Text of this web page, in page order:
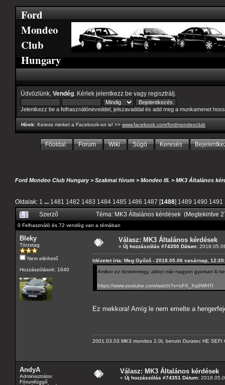
Ford
Mondeo
Club
Hungary
Üdvözlünk, Vendég . Kérlek jelentkezz be vagy regisztrálj
Jelentkezz be a felhasználóneveddel, jelszavaddal és add meg a munkamenet
Hírek: Keress minket a Facebook-on is! => www.facebook.com/fordmondeoclub
Főoldal Forum Wiki Súgó Keresés
Ford Mondeo Club Hungary>Szakmai fórum >Mondeo III. >MK3 Általános
Oldalak: 1 ... 1481 1482 1483 1484 1485 1486 1487 [1488] 1489 1490 1491
Szerző
Téma: MK3 Általános kérdések (Megtekintve
0 Felhasználó és 72 vendég van a témában
Bleky
Törzstag
Nem elérhető
Hozzászólások: 1640
Válasz: MK3 Általános kérdések
« Új hozzászólás #74350 Dátum:
Idézetet írta: Meg Győző - 2018.05.06 vasárnap,
Amikor ez tönkremegy, akkor már nagyon gyorsan ki
https://www.youtube.com/watch?v=oFX_Xq9WHTI
Ez mekkora! Amíg le nem emelte a
2001.03.03 MK3 mondeo 2.0L benzin Duratec HE
AndyA
Adminisztrátor
Fórumfüggő
Válasz: MK3 Általános kérdések
« Új hozzászólás #74351 Dátum: